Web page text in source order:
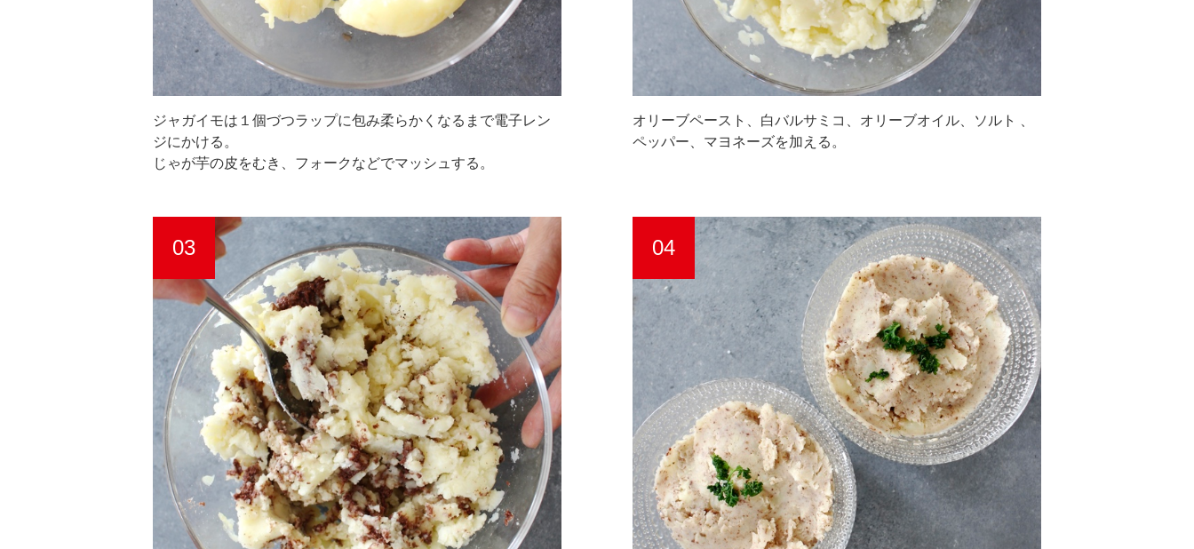
ジャガイモは１個づつラップに包み柔らかくなるまで電子レン
ジにかける。
じゃが芋の皮をむき、フォークなどでマッシュする。
オリーブペースト、白バルサミコ、オリーブオイル、ソルト 、
ペッパー、マヨネーズを加える。
03 04